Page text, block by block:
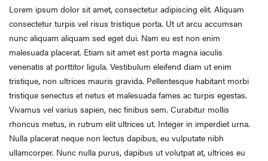
Lorem ipsum dolor sit amet, consectetur adipiscing elit. Aliquam
consectetur turpis vel risus tristique porta. Ut ut arcu accumsan
nunc aliquam aliquam sed eget dui. Nam eu est non enim
malesuada placerat. Etiam sit amet est porta magna iaculis
venenatis at porttitor ligula. Vestibulum eleifend diam ut enim
tristique, non ultrices mauris gravida. Pellentesque habitant morbi
tristique senectus et netus et malesuada fames ac turpis egestas.
Vivamus vel varius sapien, nec finibus sem. Curabitur mollis
rhoncus metus, in rutrum elit ultrices ut. Integer in imperdiet urna.
Nulla placerat neque non lectus dapibus, eu vulputate nibh
ullamcorper. Nunc nulla purus, dapibus ut volutpat at, ultrices eu